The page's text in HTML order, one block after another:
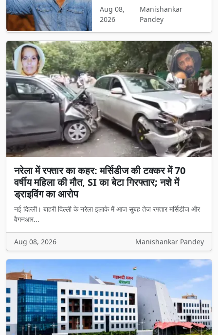
Aug 08,
2026
Manishankar
Pandey
नरेला में रफ्तार का कहर: मर्सिडीज की टक्कर में 70
वर्षीय महिला की मौत, SI का बेटा गिरफ्तार; नशे में
ड्राइविंग का आरोप
नई दिल्ली। बाहरी दिल्ली के नरेला इलाके में आज सुबह तेज रफ्तार मर्सिडीज और
वैगनआर...
Aug 08, 2026 Manishankar Pandey